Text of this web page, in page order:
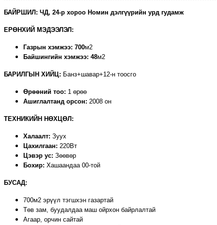
БАЙРШИЛ: ЧД, 24-р хороо Номин дэлгүүрийн урд гудамж
ЕРӨНХИЙ МЭДЭЭЛЭЛ:
Газрын хэмжээ: 700м2
Байшингийн хэмжээ: 48м2
БАРИЛГЫН ХИЙЦ: Банз+шавар+12-н тоосго
Өрөөний тоо: 1 өрөө
Ашиглалтанд орсон: 2008 он
ТЕХНИКИЙН НӨХЦӨЛ:
Халаалт: Зуух
Цахилгаан: 220Вт
Цэвэр ус: Зөөвөр
Бохир: Хашаандаа 00-той
БУСАД:
700м2 эрүүл тэгшхэн газартай
Төв зам, буудалдаа маш ойрхон байрлалтай
Агаар, орчин сайтай